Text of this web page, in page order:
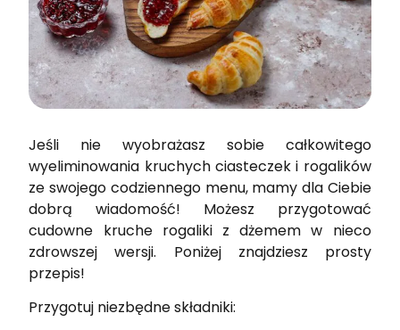
Jeśli nie wyobrażasz sobie całkowitego
wyeliminowania kruchych ciasteczek i rogalików
ze swojego codziennego menu, mamy dla Ciebie
dobrą wiadomość! Możesz przygotować
cudowne kruche rogaliki z dżemem w nieco
zdrowszej wersji. Poniżej znajdziesz prosty
przepis!
Przygotuj niezbędne składniki: